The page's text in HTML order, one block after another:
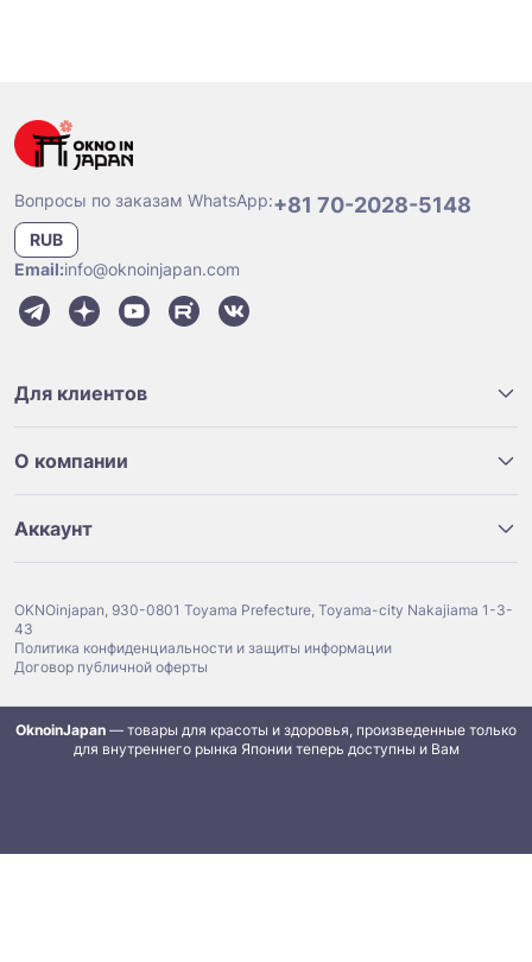
Вопросы по заказам WhatsApp:+81 70-2028-5148
RUB
Email:info@oknoinjapan.com
Для клиентов
О компании
Аккаунт
OKNOinjapan, 930-0801 Toyama Prefecture, Toyama-city Nakajiama 1-3-
43
Политика конфиденциальности и защиты информации
Договор публичной оферты
OknoinJapan — товары для красоты и здоровья, произведенные только
для внутреннего рынка Японии теперь доступны и Вам